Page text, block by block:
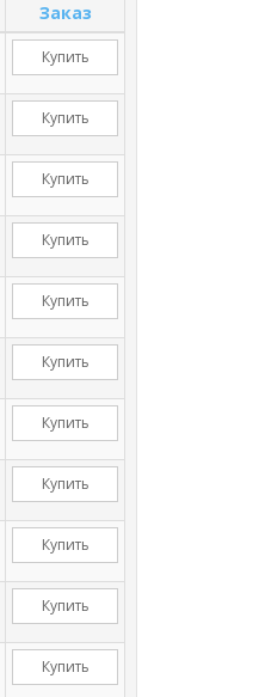
Заказ
Купить
Купить
Купить
Купить
Купить
Купить
Купить
Купить
Купить
Купить
Купить